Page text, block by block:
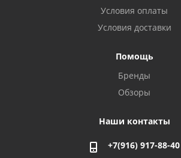
Условия оплаты
Условия доставки
Помощь
Бренды
Обзоры
Наши контакты
+7(916) 917-88-40